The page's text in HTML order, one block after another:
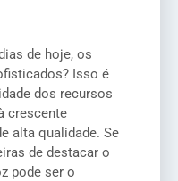
de hoje, os
Isso é
dos recursos
crescente
alta qualidade. Se
de destacar o
pode ser o